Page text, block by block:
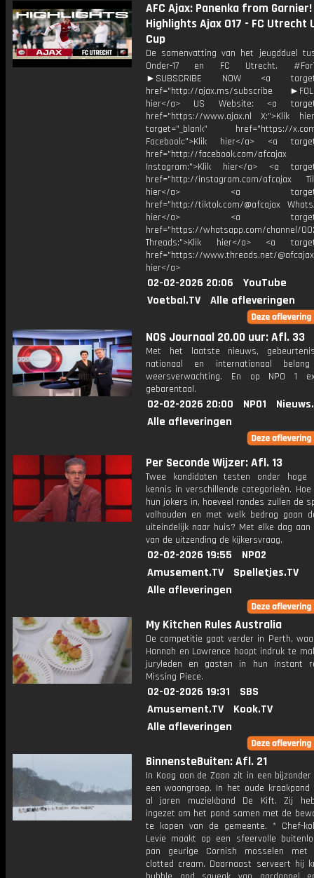
AFC Ajax: Panenka from
Highlights Ajax O17 - FC Utrecht
Cup
De samenvatting van het jeugdduel
Onder-17 en FC Utrecht.
►SUBSCRIBE NOW <a
href="http://ajax.ms/subscribe
hier</a> US Website: <a
href="https://www.ajax.nl X:">Klik
target="_blank" href="https://x.com/
Facebook:">Klik hier</a> <a
href="http://facebook.com/afcajax
Instagram:">Klik hier</a> <a
href="http://instagram.com/afcajax
hier</a> <a
href="http://tiktok.com/@afcajax
hier</a> <a
href="https://whatsapp.com/channel/
Threads:">Klik hier</a> <a
href="https://www.threads.net/
hier</a>
02-02-2026 20:06
YouTube
Voetbal.TV
Alle afleveringen
NOS Journaal 20.00 uur: Afl. 33
Met het laatste nieuws,
nationaal en internationaal
weersverwachting. En op NPO 1
gebarentaal.
02-02-2026 20:00 NPO1
Alle afleveringen
Per Seconde Wijzer: Afl. 13
Twee kandidaten testen onder hoge
kennis in verschillende categorieën.
hun jokers in, hoeveel rondes zullen de
volhouden en met welk bedrag gaan
uiteindelijk naar huis? Met elke dag
van de uitzending de kijkersvraag.
02-02-2026 19:55
NPO2
Amusement.TV
Spelletjes.TV
Alle afleveringen
My Kitchen Rules Australia
De competitie gaat verder in Perth,
Hannah en Lawrence hoopt indruk te
juryleden en gasten in hun instant
Missing Piece.
02-02-2026 19:31
SBS
Amusement.TV
Kook.TV
Alle afleveringen
BinnensteBuiten: Afl. 21
In Koog aan de Zaan zit in een
een woongroep. In het oude
al jaren muziekband De Kift. Zij
ingezet om het pand samen met de
te kopen van de gemeente. * Chef-
Levie maakt op een sfeervolle
pan geurige Cornish mosselen
clotted cream. Daarnaast serveert hij